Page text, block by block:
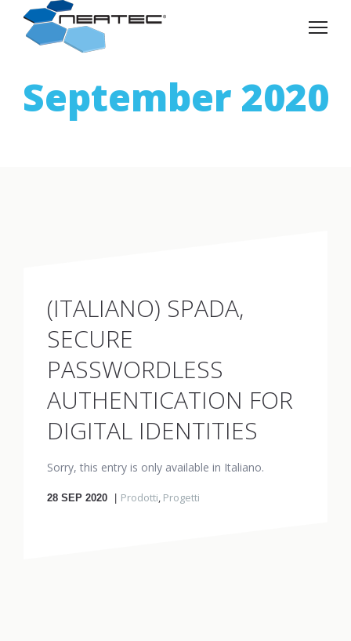
September 2020
(ITALIANO) SPADA,
SECURE
PASSWORDLESS
AUTHENTICATION FOR
DIGITAL IDENTITIES
Sorry, this entry is only available in Italiano.
28 SEP 2020 Prodotti, Progetti